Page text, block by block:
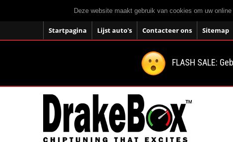
Deze website maakt gebruik van cookies om uw
Startpagina Lijst auto's Contacteer ons Sitemap
FLASH SALE: